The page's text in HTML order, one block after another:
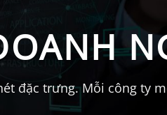
đặc trưng. Mỗi công ty